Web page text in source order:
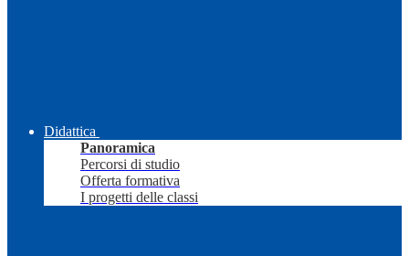
Didattica
Panoramica
Percorsi di studio
Offerta formativa
I progetti delle classi